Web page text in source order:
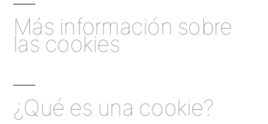
Más información sobre
las cookies
¿Qué es una cookie?